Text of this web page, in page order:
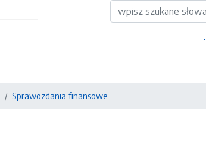
Wyszukiwarka
Sprawozdania finansowe